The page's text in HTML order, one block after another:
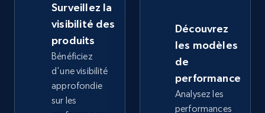
eBay - Collect records by category
URL, Product id, Title, Seller name, Seller rating,
Seller reviews, Breadcrumbs, Root category, and
Surveillez la
visibilité des
produits
Bénéficiez
d'une visibilité
approfondie
sur les
Découvrez
les modèles
de
performance
Analysez les
performances